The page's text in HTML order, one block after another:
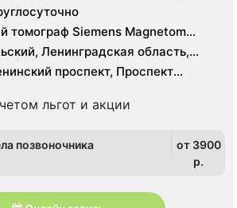
томограф Siemens Magnetom
Philips Ingenia 128 срезов
Ленинградская область,
проспект, Проспект
льгот и акции
позвоночника
от 3900
p.